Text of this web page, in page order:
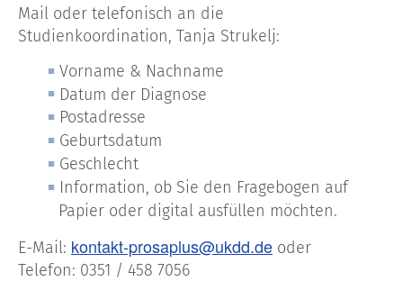
Mail oder telefonisch an die
Studienkoordination, Tanja Strukelj:
Vorname & Nachname
Datum der Diagnose
Postadresse
Geburtsdatum
Geschlecht
Information, ob Sie den Fragebogen auf
Papier oder digital ausfüllen möchten.
E-Mail: kontakt-prosaplus@ukdd.de oder
Telefon: 0351 / 458 7056